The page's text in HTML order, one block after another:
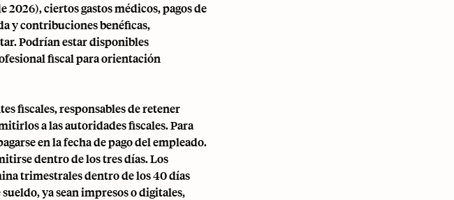
2026), ciertos gastos médicos, pagos de
y contribuciones benéficas,
Podrían estar disponibles
fiscal para orientación
fiscales, responsables de retener
a las autoridades fiscales. Para
en la fecha de pago del empleado.
dentro de los tres días. Los
trimestrales dentro de los 40 días
ya sean impresos o digitales,